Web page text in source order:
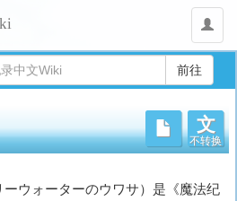
用
户
文
不转换
ーウォーターのウワサ）是《魔法纪